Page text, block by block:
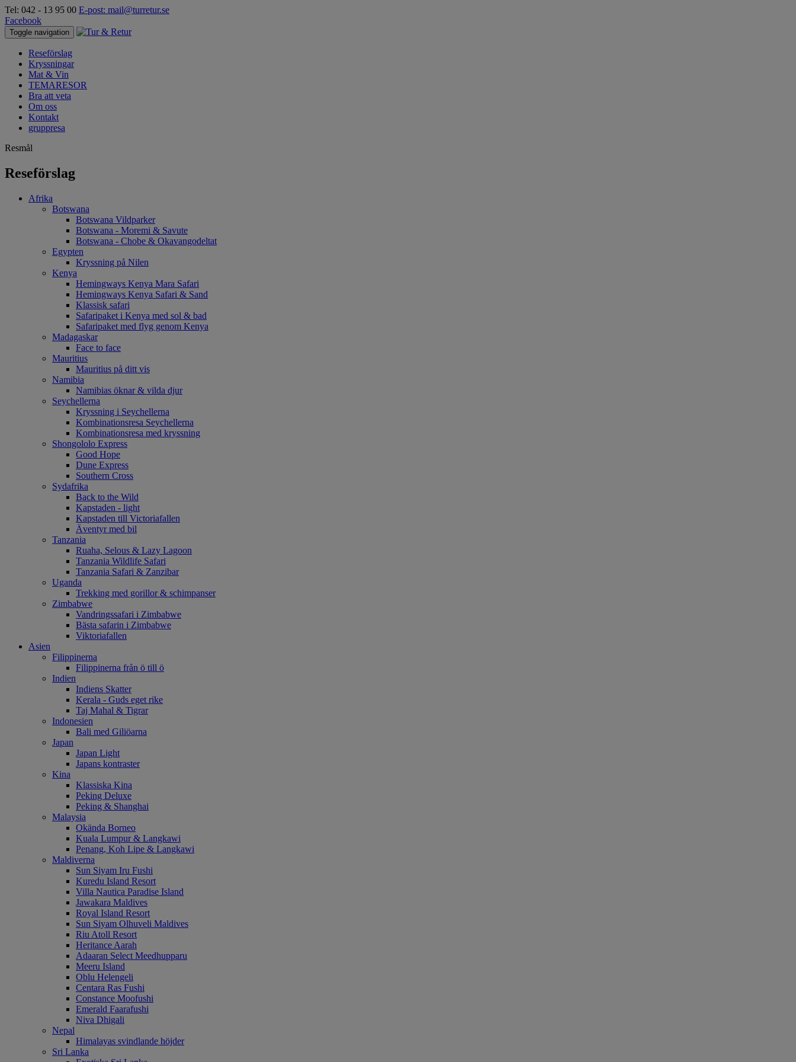
Tel: 042 - 13 95 00 E-post: mail@turretur.se
Facebook
Toggle navigation
Reseförslag
Kryssningar
Mat & Vin
TEMARESOR
Bra att veta
Om oss
Kontakt
gruppresa
Resmål
Reseförslag
Afrika
Botswana
Botswana Vildparker
Botswana - Moremi & Savute
Botswana - Chobe & Okavangodeltat
Egypten
Kryssning på Nilen
Kenya
Hemingways Kenya Mara Safari
Hemingways Kenya Safari & Sand
Klassisk safari
Safaripaket i Kenya med sol & bad
Safaripaket med flyg genom Kenya
Madagaskar
Face to face
Mauritius
Mauritius på ditt vis
Namibia
Namibias öknar & vilda djur
Seychellerna
Kryssning i Seychellerna
Kombinationsresa Seychellerna
Kombinationsresa med kryssning
Shongololo Express
Good Hope
Dune Express
Southern Cross
Sydafrika
Back to the Wild
Kapstaden - light
Kapstaden till Victoriafallen
Äventyr med bil
Tanzania
Ruaha, Selous & Lazy Lagoon
Tanzania Wildlife Safari
Tanzania Safari & Zanzibar
Uganda
Trekking med gorillor & schimpanser
Zimbabwe
Vandringssafari i Zimbabwe
Bästa safarin i Zimbabwe
Viktoriafallen
Asien
Filippinerna
Filippinerna från ö till ö
Indien
Indiens Skatter
Kerala - Guds eget rike
Taj Mahal & Tigrar
Indonesien
Bali med Giliöarna
Japan
Japan Light
Japans kontraster
Kina
Klassiska Kina
Peking Deluxe
Peking & Shanghai
Malaysia
Okända Borneo
Kuala Lumpur & Langkawi
Penang, Koh Lipe & Langkawi
Maldiverna
Sun Siyam Iru Fushi
Kuredu Island Resort
Villa Nautica Paradise Island
Jawakara Maldives
Royal Island Resort
Sun Siyam Olhuveli Maldives
Riu Atoll Resort
Heritance Aarah
Adaaran Select Meedhupparu
Meeru Island
Oblu Helengeli
Centara Ras Fushi
Constance Moofushi
Emerald Faarafushi
Niva Dhigali
Nepal
Himalayas svindlande höjder
Sri Lanka